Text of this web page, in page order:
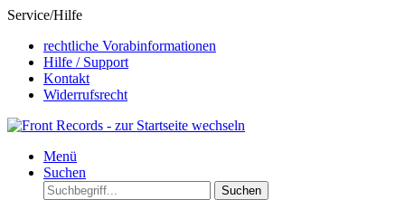
Service/Hilfe
rechtliche Vorabinformationen
Hilfe / Support
Kontakt
Widerrufsrecht
Menü
Suchen
Suchen